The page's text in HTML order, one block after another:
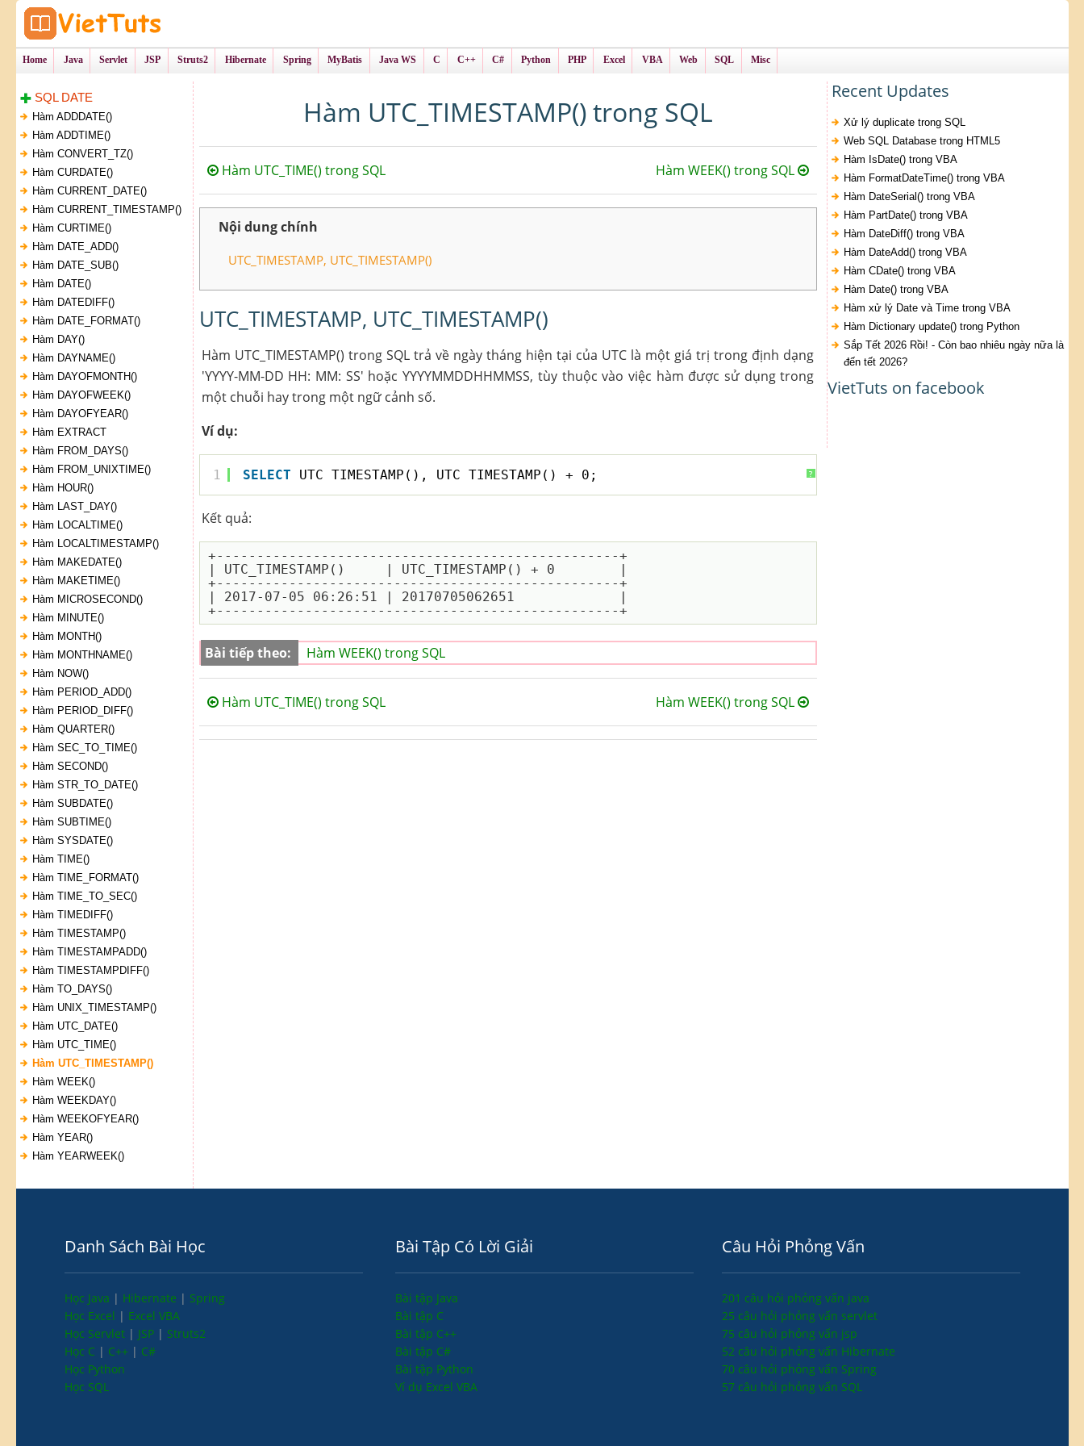
Home Java Servlet JSP Struts2 Hibernate Spring MyBatis Java WS C C++ C# Python PHP Excel VBA Web SQL Misc
SQL DATE
Hàm ADDDATE()
Hàm ADDTIME()
Hàm CONVERT_TZ()
Hàm CURDATE()
Hàm CURRENT_DATE()
Hàm CURRENT_TIMESTAMP()
Hàm CURTIME()
Hàm DATE_ADD()
Hàm DATE_SUB()
Hàm DATE()
Hàm DATEDIFF()
Hàm DATE_FORMAT()
Hàm DAY()
Hàm DAYNAME()
Hàm DAYOFMONTH()
Hàm DAYOFWEEK()
Hàm DAYOFYEAR()
Hàm EXTRACT
Hàm FROM_DAYS()
Hàm FROM_UNIXTIME()
Hàm HOUR()
Hàm LAST_DAY()
Hàm LOCALTIME()
Hàm LOCALTIMESTAMP()
Hàm MAKEDATE()
Hàm MAKETIME()
Hàm MICROSECOND()
Hàm MINUTE()
Hàm MONTH()
Hàm MONTHNAME()
Hàm NOW()
Hàm PERIOD_ADD()
Hàm PERIOD_DIFF()
Hàm QUARTER()
Hàm SEC_TO_TIME()
Hàm SECOND()
Hàm STR_TO_DATE()
Hàm SUBDATE()
Hàm SUBTIME()
Hàm SYSDATE()
Hàm TIME()
Hàm TIME_FORMAT()
Hàm TIME_TO_SEC()
Hàm TIMEDIFF()
Hàm TIMESTAMP()
Hàm TIMESTAMPADD()
Hàm TIMESTAMPDIFF()
Hàm TO_DAYS()
Hàm UNIX_TIMESTAMP()
Hàm UTC_DATE()
Hàm UTC_TIME()
Hàm UTC_TIMESTAMP()
Hàm WEEK()
Hàm WEEKDAY()
Hàm WEEKOFYEAR()
Hàm YEAR()
Hàm YEARWEEK()
Hàm UTC_TIMESTAMP() trong SQL
Hàm UTC_TIME() trong SQL Hàm WEEK() trong SQL
Nội dung chính
UTC_TIMESTAMP, UTC_TIMESTAMP()
UTC_TIMESTAMP, UTC_TIMESTAMP()
Hàm UTC_TIMESTAMP() trong SQL trả về ngày tháng hiện tại của UTC là một giá trị trong định dạng
'YYYY-MM-DD HH: MM: SS' hoặc YYYYMMDDHHMMSS, tùy thuộc vào việc hàm được sử dụng trong
một chuỗi hay trong một ngữ cảnh số.
Ví dụ:
?
1 SELECT UTC_TIMESTAMP(), UTC_TIMESTAMP() + 0;
Kết quả:
+--------------------------------------------------+
| UTC_TIMESTAMP()     | UTC_TIMESTAMP() + 0        |
+--------------------------------------------------+
| 2017-07-05 06:26:51 | 20170705062651             |
Bài tiếp theo: Hàm WEEK() trong SQL
Hàm UTC_TIME() trong SQL Hàm WEEK() trong SQL
Recent Updates
Xử lý duplicate trong SQL
Web SQL Database trong HTML5
Hàm IsDate() trong VBA
Hàm FormatDateTime() trong VBA
Hàm DateSerial() trong VBA
Hàm PartDate() trong VBA
Hàm DateDiff() trong VBA
Hàm DateAdd() trong VBA
Hàm CDate() trong VBA
Hàm Date() trong VBA
Hàm xử lý Date và Time trong VBA
Hàm Dictionary update() trong Python
Sắp Tết 2026 Rồi! - Còn bao nhiêu ngày nữa là
đến tết 2026?
VietTuts on facebook
Danh Sách Bài Học
Học Java | Hibernate | Spring
Học Excel | Excel VBA
Học Servlet | JSP | Struts2
Học C | C++ | C#
Học Python
Học SQL
Bài Tập Có Lời Giải
Bài tập Java
Bài tập C
Bài tập C++
Bài tập C#
Bài tập Python
Ví dụ Excel VBA
Câu Hỏi Phỏng Vấn
201 câu hỏi phỏng vấn java
25 câu hỏi phỏng vấn servlet
75 câu hỏi phỏng vấn jsp
52 câu hỏi phỏng vấn Hibernate
70 câu hỏi phỏng vấn Spring
57 câu hỏi phỏng vấn SQL